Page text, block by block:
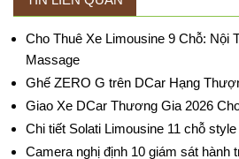
Cho Thuê Xe Limousine 9 Chỗ: Nội
Massage
Ghế ZERO G trên DCar Hạng
Giao Xe DCar Thương Gia 2026
Chi tiết Solati Limousine 11 chỗ
Camera nghị định 10 giám sát hành